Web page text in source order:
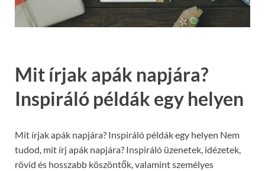
Mit írjak apák napjára?
Inspiráló példák egy helyen
Mit írjak apák napjára? Inspiráló példák egy helyen Nem
tudod, mit írj apák napjára? Inspiráló üzenetek, idézetek,
rövid és hosszabb köszöntők, valamint személyes